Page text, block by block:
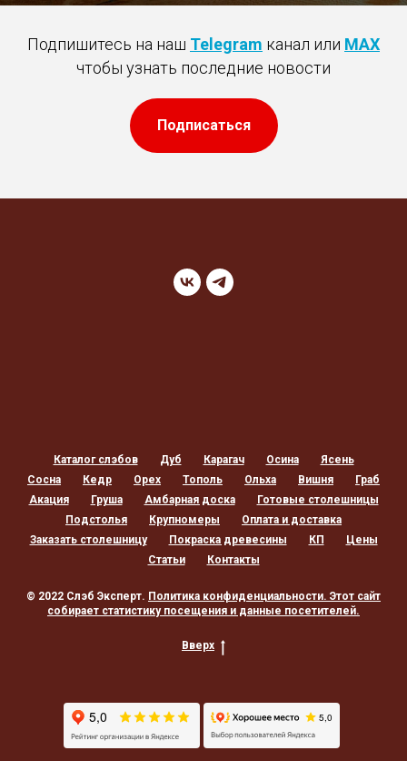
Подпишитесь на наш Telegram канал или MAX
чтобы узнать последние новости
Подписаться
Каталог слэбов Дуб Карагач Осина
Ясень
Сосна
Кедр Орех Тополь Ольха Вишня
Граб
Акация
Груша Амбарная доска
Готовые столешницы
Подстолья
Крупномеры
Оплата и доставка
Заказать столешницу
Покраска древесины КП
Цены
Статьи
Контакты
© 2022 Слэб Эксперт. Политика конфиденциальности. Этот сайт
собирает статистику посещения и данные посетителей.
Вверх